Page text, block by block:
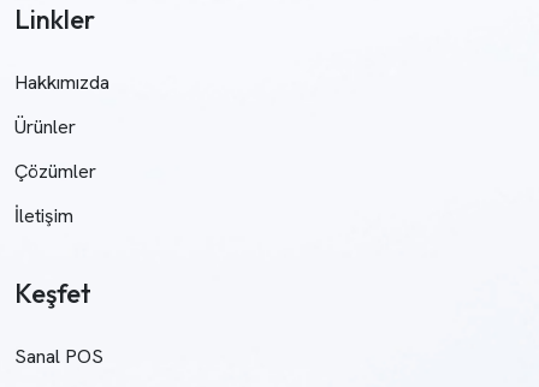
Linkler
Hakkımızda
Ürünler
Çözümler
İletişim
Keşfet
Sanal POS